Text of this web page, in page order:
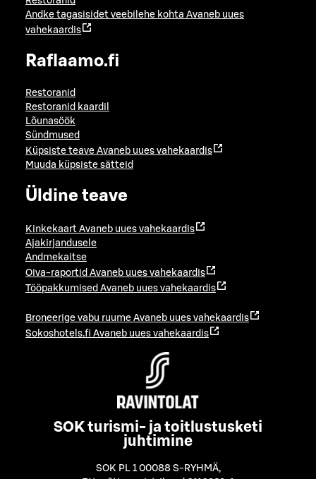
Andke tagasisidet veebilehe kohta Avaneb uues
vahekaardis
Raflaamo.fi
Restoranid
Restoranid kaardil
Lõunasöök
Sündmused
Küpsiste teave Avaneb uues vahekaardis
Muuda küpsiste sätteid
Üldine teave
Kinkekaart Avaneb uues vahekaardis
Ajakirjandusele
Andmekaitse
Oiva-raportid Avaneb uues vahekaardis
Tööpakkumised Avaneb uues vahekaardis
Broneerige vabu ruume Avaneb uues vahekaardis
Sokoshotels.fi Avaneb uues vahekaardis
SOK turismi- ja toitlustusketi
juhtimine
SOK PL 1 00088 S-RYHMÄ,